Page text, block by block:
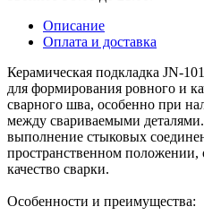
Описание
Оплата и доставка
Керамическая подкладка JN-
для формирования ровного и
сварного шва, особенно при
между свариваемыми
выполнение стыковых
пространственном положении,
качество сварки.
Особенности и преимущества: